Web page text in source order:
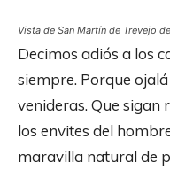
Vista de San Martín de Trevejo
Decimos adiós a los
siempre. Porque
venideras. Que sigan
los envites del
maravilla natural de